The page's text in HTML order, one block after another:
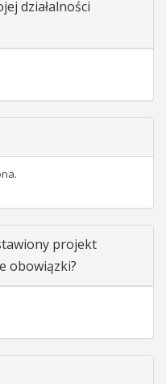
działalności
projekt
obowiązki?